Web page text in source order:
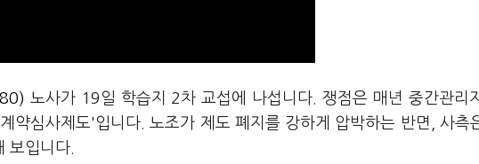
노사가 19일 학습지 2차 교섭에 나섭니다. 쟁점은 매년 중간관리
약심사제도'입니다. 노조가 제도 폐지를 강하게 압박하는 반면, 사측
보입니다.